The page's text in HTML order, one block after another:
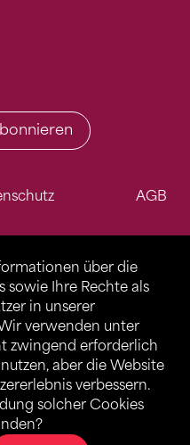
über die
sowie Ihre Rechte als
in unserer
verwenden unter
zwingend erforderlich
aber die Website
verbessern.
solcher Cookies
AGB